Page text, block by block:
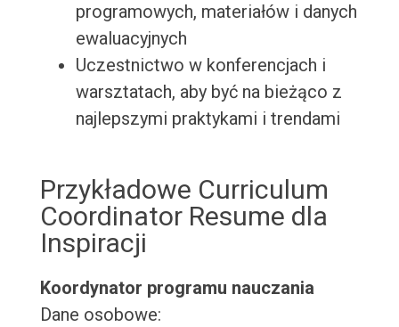
programowych, materiałów i danych
ewaluacyjnych
Uczestnictwo w konferencjach i
warsztatach, aby być na bieżąco z
najlepszymi praktykami i trendami
Przykładowe Curriculum
Coordinator Resume dla
Inspiracji
Koordynator programu nauczania
Dane osobowe: